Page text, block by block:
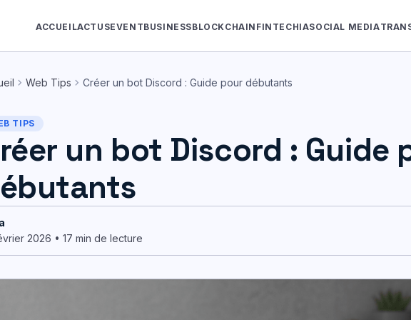
ACCUEILACTUSEVENTBUSINESSBLOCKCHAIN FINTECHIASOCIAL MEDIA
chevron_right Web Tips chevron_right Créer un bot Discord : Guide pour débutants
TIPS
un bot Discord : Guide
2026 • 17 min de lecture